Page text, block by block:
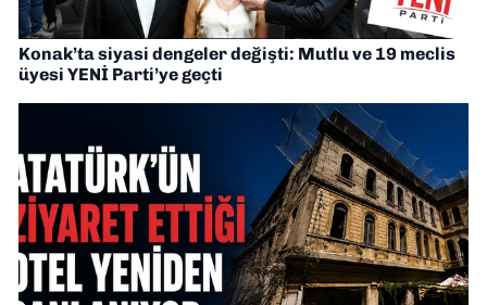
Konak’ta siyasi dengeler değişti: Mutlu ve 19 meclis
üyesi YENİ Parti’ye geçti